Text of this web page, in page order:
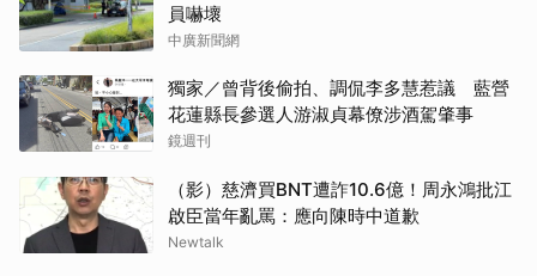
員嚇壞
中廣新聞網
獨家／曾背後偷拍、調侃李多慧惹議 藍營
花蓮縣長參選人游淑貞幕僚涉酒駕肇事
鏡週刊
（影）慈濟買BNT遭詐10.6億！周永鴻批江
啟臣當年亂罵：應向陳時中道歉
Newtalk